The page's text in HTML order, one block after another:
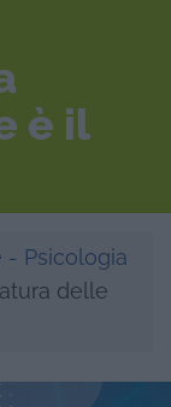
è il
- Psicologia
delle